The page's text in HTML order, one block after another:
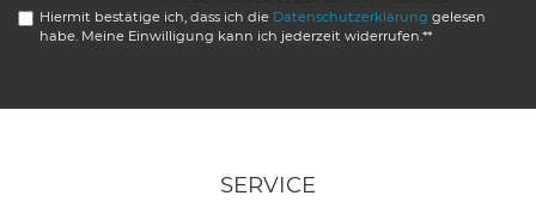
Hiermit bestätige ich, dass ich die Daten­schutz­erklärung gelesen
habe. Meine Einwilligung kann ich jederzeit widerrufen.**
SERVICE